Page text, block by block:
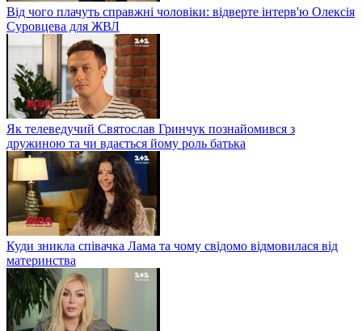
Від чого плачуть справжні чоловіки: відверте інтерв'ю Олексія
Суровцева для ЖВЛ
Як телеведучий Святослав Гринчук познайомився з
дружиною та чи вдається йому роль батька
Куди зникла співачка Лама та чому свідомо відмовилася від
материнства